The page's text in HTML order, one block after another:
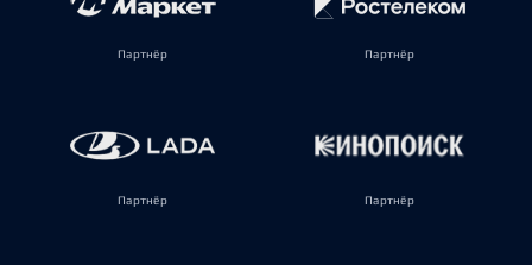
Партнёр Партнёр
Партнёр Партнёр